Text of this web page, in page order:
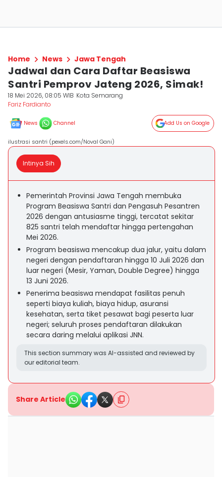
Home News Jawa Tengah
Jadwal dan Cara Daftar Beasiswa
Santri Pemprov Jateng 2026, Simak!
18 Mei 2026, 08:05 WIB Kota Semarang
Fariz Fardianto
News Channel Add Us on Google
ilustrasi santri (pexels.com/Noval Gani)
Intinya Sih
Pemerintah Provinsi Jawa Tengah membuka
Program Beasiswa Santri dan Pengasuh Pesantren
2026 dengan antusiasme tinggi, tercatat sekitar
825 santri telah mendaftar hingga pertengahan
Mei 2026.
Program beasiswa mencakup dua jalur, yaitu dalam
negeri dengan pendaftaran hingga 10 Juli 2026 dan
luar negeri (Mesir, Yaman, Double Degree) hingga
13 Juni 2026.
Penerima beasiswa mendapat fasilitas penuh
seperti biaya kuliah, biaya hidup, asuransi
kesehatan, serta tiket pesawat bagi peserta luar
negeri; seluruh proses pendaftaran dilakukan
secara daring melalui aplikasi JNN.
This section summary was AI-assisted and reviewed by
our editorial team.
Share Article